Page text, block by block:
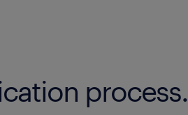
process.